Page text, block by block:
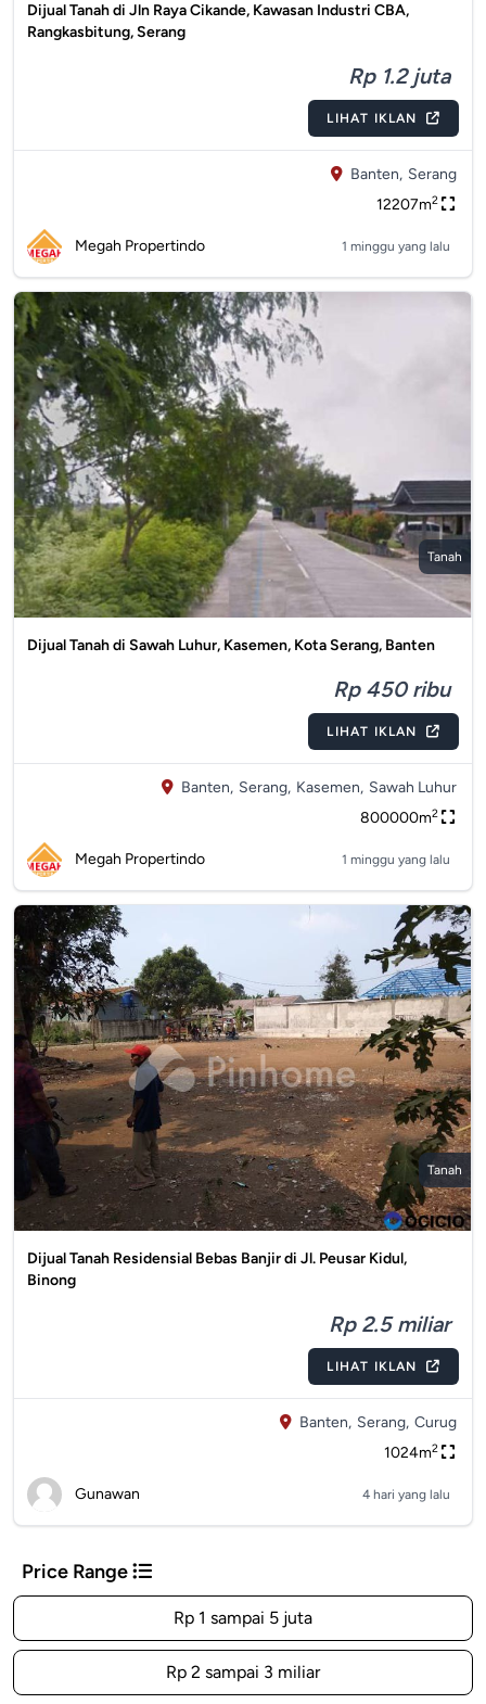
Dijual Tanah di Jln Raya Cikande, Kawasan Industri CBA,
Rangkasbitung, Serang
Rp 1.2 juta
LIHAT IKLAN
Banten, Serang
12207m2
Megah Propertindo 1 minggu yang lalu
Tanah
Dijual Tanah di Sawah Luhur, Kasemen, Kota Serang, Banten
Rp 450 ribu
LIHAT IKLAN
Banten, Serang, Kasemen, Sawah Luhur
800000m2
Megah Propertindo 1 minggu yang lalu
Tanah
Dijual Tanah Residensial Bebas Banjir di Jl. Peusar Kidul,
Binong
Rp 2.5 miliar
LIHAT IKLAN
Banten, Serang, Curug
1024m2
Gunawan 4 hari yang lalu
Price Range
Rp 1 sampai 5 juta
Rp 2 sampai 3 miliar